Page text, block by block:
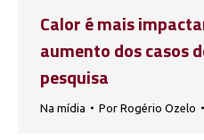
Calor é mais
aumento dos casos
pesquisa
Na mídia Por Rogério Ozelo